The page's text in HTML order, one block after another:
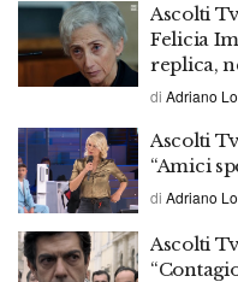
Ascolti
Felicia
replica,
di Adriano
Ascolti
“Amici
di Adriano
Ascolti